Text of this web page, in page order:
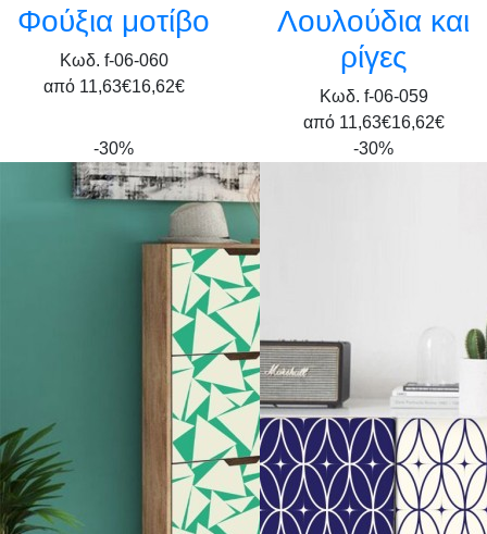
Φούξια μοτίβο
Κωδ. f-06-060
από 11,63€16,62€
Λουλούδια και
ρίγες
Κωδ. f-06-059
από 11,63€16,62€
-30%
-30%